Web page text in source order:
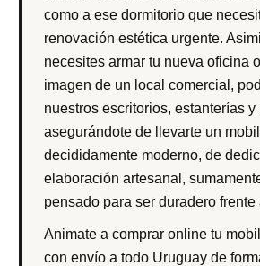
como a ese dormitorio que
renovación estética urgente.
necesites armar tu nueva oficina
imagen de un local comercial,
nuestros escritorios, estanterías y
asegurándote de llevarte un
decididamente moderno, de
elaboración artesanal,
pensado para ser duradero frente
Animate a comprar online tu
con envío a todo Uruguay de